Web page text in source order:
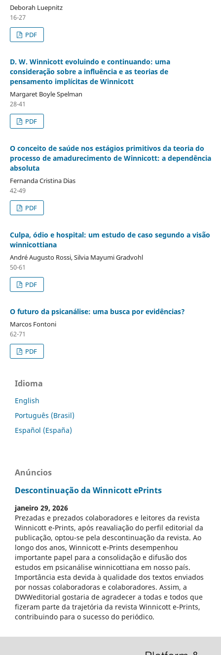
Deborah Luepnitz
16-27
PDF
D. W. Winnicott evoluindo e continuando: uma
consideração sobre a influência e as teorias de
pensamento implícitas de Winnicott
Margaret Boyle Spelman
28-41
PDF
O conceito de saúde nos estágios primitivos da teoria do
processo de amadurecimento de Winnicott: a dependência
absoluta
Fernanda Cristina Dias
42-49
PDF
Culpa, ódio e hospital: um estudo de caso segundo a visão
winnicottiana
André Augusto Rossi, Silvia Mayumi Gradvohl
50-61
PDF
O futuro da psicanálise: uma busca por evidências?
Marcos Fontoni
62-71
PDF
Idioma
English
Português (Brasil)
Español (España)
Anúncios
Descontinuação da Winnicott ePrints
janeiro 29, 2026
Prezadas e prezados colaboradores e leitores da revista
Winnicott e-Prints, após reavaliação do perfil editorial da
publicação, optou-se pela descontinuação da revista. Ao
longo dos anos, Winnicott e-Prints desempenhou
importante papel para a consolidação e difusão dos
estudos em psicanálise winnicottiana em nosso país.
Importância esta devida à qualidade dos textos enviados
por nossas colaboradoras e colaboradores. Assim, a
DWWeditorial gostaria de agradecer a todas e todos que
fizeram parte da trajetória da revista Winnicott e-Prints,
contribuindo para o sucesso do periódico.